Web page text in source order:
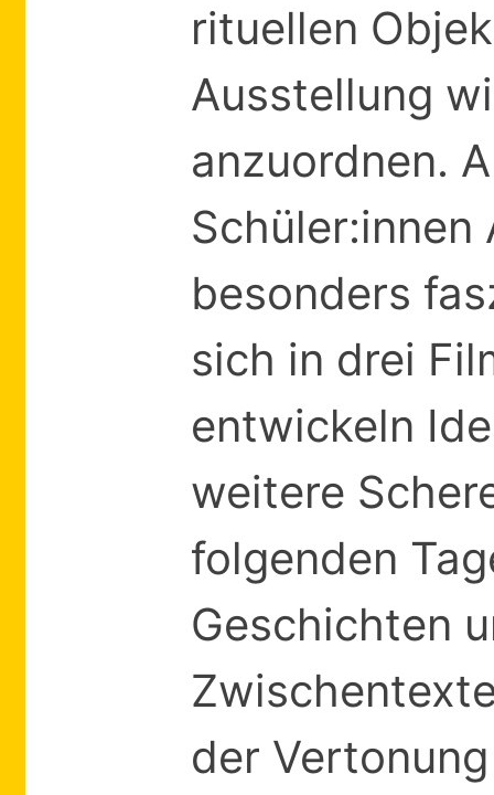
rituellen
Ausstellung
anzuordnen.
besonders
sich in drei
entwickeln
weitere
folgenden
Geschichten
der